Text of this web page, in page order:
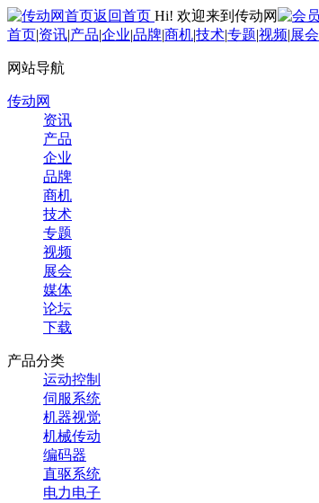
返回首页 Hi! 欢迎来到传动网
首页|资讯|产品|企业|品牌|商机|技术|专题|视频|展会
网站导航
传动网
资讯
产品
企业
品牌
商机
技术
专题
视频
展会
媒体
论坛
下载
产品分类
运动控制
伺服系统
机器视觉
机械传动
编码器
直驱系统
电力电子